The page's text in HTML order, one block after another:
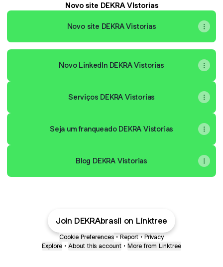
Novo site DEKRA VIstorias
Novo site DEKRA Vistorias
Novo LinkedIn DEKRA Vistorias
Serviços DEKRA Vistorias
Seja um franqueado DEKRA Vistorias
Blog DEKRA Vistorias
Join DEKRAbrasil on Linktree
Cookie Preferences • Report • Privacy
Explore • About this account • More from Linktree